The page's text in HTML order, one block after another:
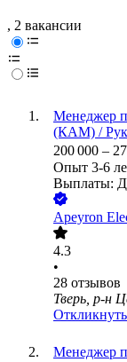
, 2 вакансии
Менеджер
(КАМ) /
200 000 –
Опыт 3-6
Выплаты:
Apeyron
4.3
•
28 отзывов
Тверь, р-н
Менеджер